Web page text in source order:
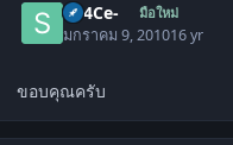
Sp4Ce- มือใหม่
มกราคม 9, 201016 yr
ขอบคุณครับ